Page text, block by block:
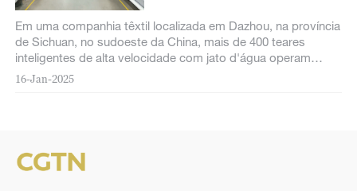
Em uma companhia têxtil localizada em Dazhou, na província
de Sichuan, no sudoeste da China, mais de 400 teares
inteligentes de alta velocidade com jato d'água operam
ininterruptamente dia e noite.
16-Jan-2025